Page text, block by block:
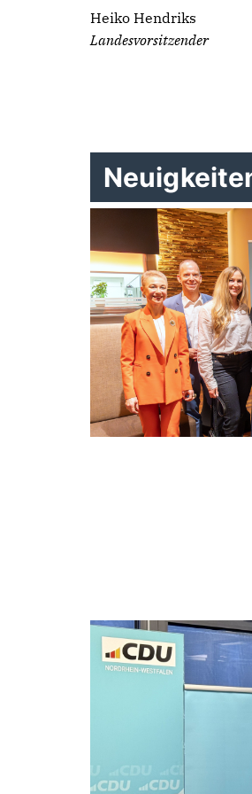
Heiko Hendriks
Landesvorsitzender